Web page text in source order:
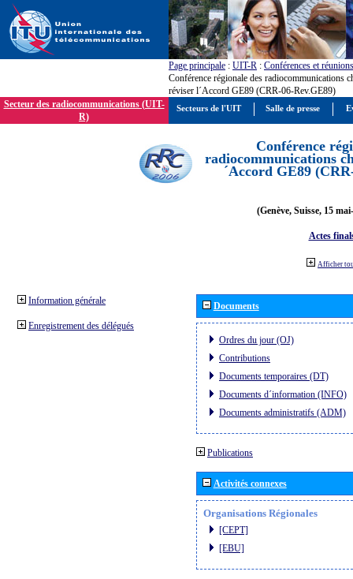
Page principale : UIT-R : Conférences et réunions
Conférence régionale des radiocommunications
réviser l´Accord GE89 (CRR-06-Rev.GE89)
Secteur des radiocommunications (UIT-
R)
Conférence
radiocommunications
´Accord GE89
(Genève, Suisse, 15
Actes
Afficher
Information générale
Enregistrement des délégués
Documents
Ordres du jour (OJ)
Contributions
Documents temporaires (DT)
Documents d´information (INFO)
Documents administratifs (ADM)
Publications
Activités connexes
Organisations Régionales
[CEPT]
[EBU]
Secteurs de l'UIT Salle de presse